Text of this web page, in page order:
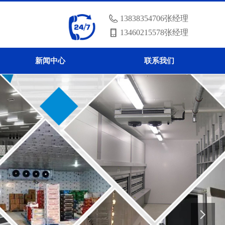
新闻中心 联系我们
13838354706张经理
13460215578张经理